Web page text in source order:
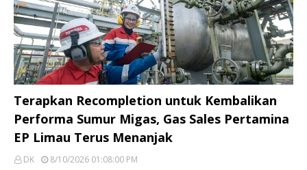
Terapkan Recompletion untuk Kembalikan
Performa Sumur Migas, Gas Sales Pertamina
EP Limau Terus Menanjak
DK
8/10/2026 01:08:00 PM